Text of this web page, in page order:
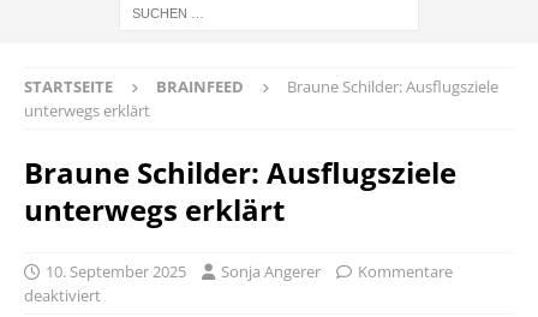
STARTSEITE BRAINFEED
Braune Schilder: Ausflugsziele
unterwegs erklärt
Braune Schilder: Ausflugsziele
unterwegs erklärt
10. September 2025 Sonja Angerer
Kommentare
deaktiviert